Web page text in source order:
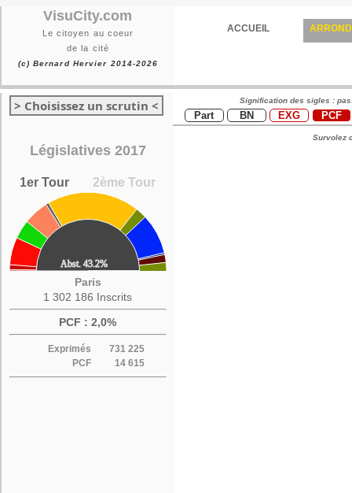
VisuCity.com
Le citoyen au coeur
de la cité
(c) Bernard Hervier 2014-2026
ACCUEIL
> Choisissez un scrutin <
Législatives 2017
1er Tour 2ème Tour
Paris
1 302 186 Inscrits
PCF : 2,0%
Exprimés
731 225
PCF
14 615
Signification des sigles :
Part BN EXG PCF
Survolez